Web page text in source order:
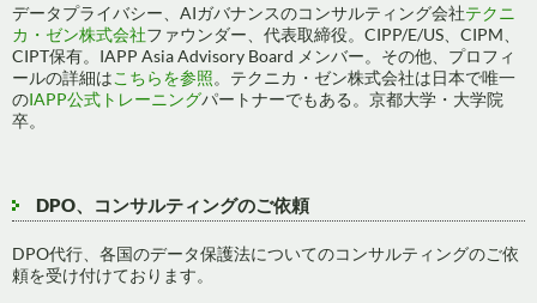
データプライバシー、AIガバナンスのコンサルティング会社テクニ
カ・ゼン株式会社ファウンダー、代表取締役。CIPP/E/US、CIPM、
CIPT保有。IAPP Asia Advisory Board メンバー。その他、プロフィ
ールの詳細はこちらを参照。テクニカ・ゼン株式会社は日本で唯一
のIAPP公式トレーニングパートナーでもある。京都大学・大学院
卒。
DPO、コンサルティングのご依頼
DPO代行、各国のデータ保護法についてのコンサルティングのご依
頼を受け付けております。